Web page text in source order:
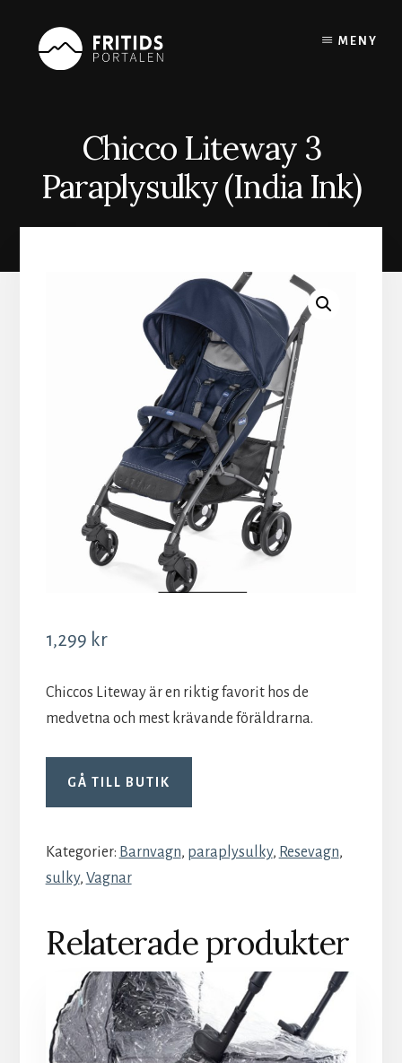
content
MENY
Chicco Liteway 3
Paraplysulky (India Ink)
1,299 kr
Chiccos Liteway är en riktig favorit hos de
medvetna och mest krävande föräldrarna.
GÅ TILL BUTIK
Kategorier: Barnvagn, paraplysulky, Resevagn,
sulky, Vagnar
Relaterade produkter